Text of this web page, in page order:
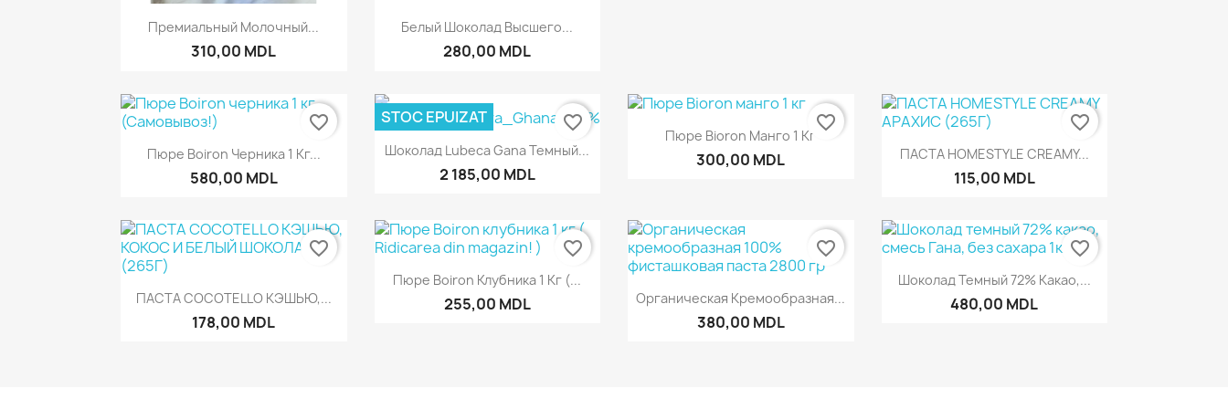
Быстрый просмотр
Премиальный Молочный...
310,00 MDL
Быстрый просмотр
Белый Шоколад Высшего...
280,00 MDL
Быстрый просмотр
Пюре Boiron Черника 1 Кг...
580,00 MDL
favorite_border
Быстрый просмотр
Шоколад Lubeca Gana Темный...
2 185,00 MDL
STOC EPUIZAT favorite_border Быстрый просмотр
Пюре Bioron Манго 1 Кг
300,00 MDL
favorite_border
Быстрый просмотр
ПАСТА HOMESTYLE CREAMY...
115,00 MDL
favorite_border
Быстрый просмотр
ПАСТА COCOTELLO КЭШЬЮ,...
178,00 MDL
favorite_border
Быстрый просмотр
Пюре Boiron Клубника 1 Кг (...
255,00 MDL
favorite_border
Быстрый просмотр
Органическая Кремообразная...
380,00 MDL
favorite_border
Быстрый просмотр
Шоколад Темный 72% Какао,...
480,00 MDL
favorite_border